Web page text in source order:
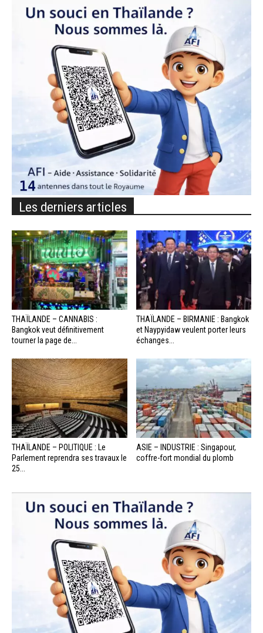
Les derniers articles
THAÏLANDE – CANNABIS :
Bangkok veut définitivement
tourner la page de...
THAÏLANDE – BIRMANIE : Bangkok
et Naypyidaw veulent porter leurs
échanges...
THAÏLANDE – POLITIQUE : Le
Parlement reprendra ses travaux le
25...
ASIE – INDUSTRIE : Singapour,
coffre-fort mondial du plomb